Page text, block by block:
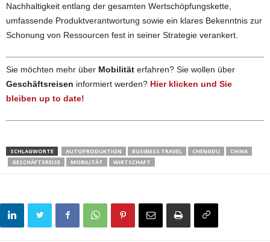
Nachhaltigkeit entlang der gesamten Wertschöpfungskette,
umfassende Produktverantwortung sowie ein klares Bekenntnis zur
Schonung von Ressourcen fest in seiner Strategie verankert.
Sie möchten mehr über Mobilität erfahren? Sie wollen über
Geschäftsreisen informiert werden? Hier klicken und Sie
bleiben up to date!
SCHLAGWORTE AUTOPRODUKTION BUSINESS TRAVEL CHENGDU
CHINA
GESCHÄFTSREISE
MOBILITÄT WIRTSCHAFT